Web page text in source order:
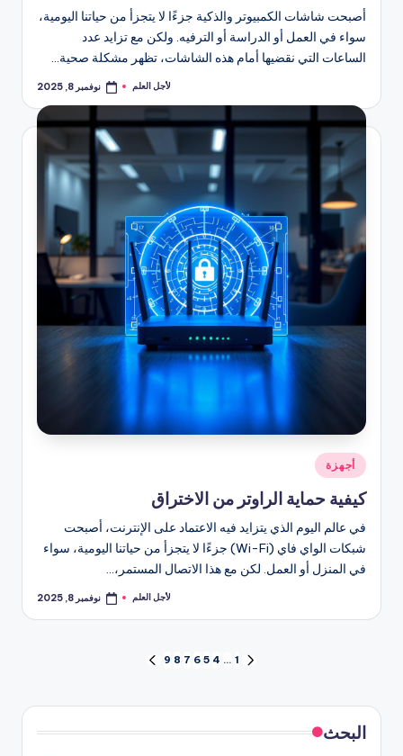
أصبحت شاشات الكمبيوتر والذكية جزءًا لا يتجزأ من حياتنا اليومية،
سواء في العمل أو الدراسة أو الترفيه. ولكن مع تزايد عدد
الساعات التي نقضيها أمام هذه الشاشات، تظهر مشكلة صحية…
تمّ
لأجل العلم نوفمبر 8, 2025
نُشر
في
أجهزة
كيفية حماية الراوتر من الاختراق
في عالم اليوم الذي يتزايد فيه الاعتماد على الإنترنت، أصبحت
شبكات الواي فاي (Wi-Fi) جزءًا لا يتجزأ من حياتنا اليومية، سواء
في المنزل أو العمل. لكن مع هذا الاتصال المستمر،…
تمّ
لأجل العلم نوفمبر 8, 2025
صفحات
المقالات
الصفحة
1
…
4
5
6
7
8
9
البحث